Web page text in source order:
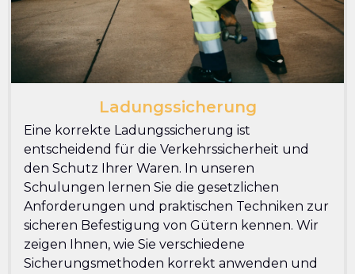
Ladungssicherung
Eine korrekte Ladungssicherung ist
entscheidend für die Verkehrssicherheit und
den Schutz Ihrer Waren. In unseren
Schulungen lernen Sie die gesetzlichen
Anforderungen und praktischen Techniken zur
sicheren Befestigung von Gütern kennen. Wir
zeigen Ihnen, wie Sie verschiedene
Sicherungsmethoden korrekt anwenden und